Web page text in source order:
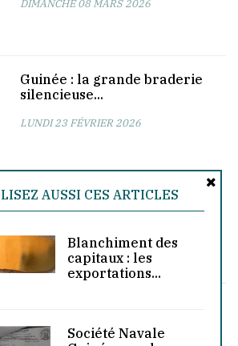
LISEZ AUSSI CES ARTICLES
Blanchiment des
capitaux : les
exportations...
Société Navale
DIMANCHE 08 MARS 2026
Guinée : la grande braderie
silencieuse...
LUNDI 23 FÉVRIER 2026